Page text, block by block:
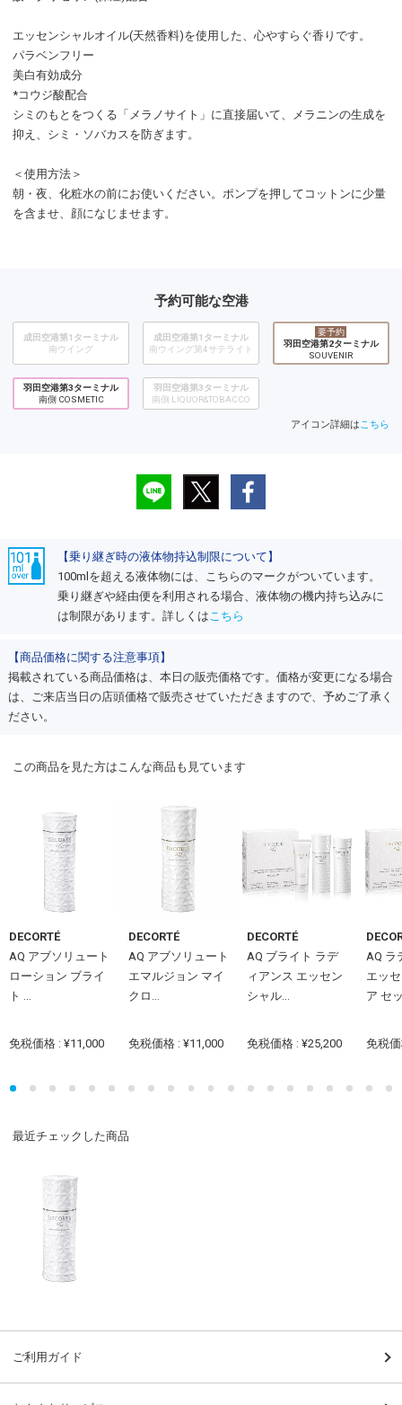
エッセンシャルオイル(天然香料)を使用した、心やすらぐ香りです。
パラベンフリー
美白有効成分
*コウジ酸配合
シミのもとをつくる「メラノサイト」に直接届いて、メラニンの生成を
抑え、シミ・ソバカスを防ぎます。
＜使用方法＞
朝・夜、化粧水の前にお使いください。ポンプを押してコットンに少量
を含ませ、顔になじませます。
予約可能な空港
成田空港第1ターミナル
南ウイング
成田空港第1ターミナル
南ウイング第4サテライト
要予約
羽田空港第2ターミナル
SOUVENIR
羽田空港第3ターミナル
南側 COSMETIC
羽田空港第3ターミナル
南側 LIQUOR&TOBACCO
アイコン詳細はこちら
【乗り継ぎ時の液体物持込制限について】
100mlを超える液体物には、こちらのマークがついています。
乗り継ぎや経由便を利用される場合、液体物の機内持ち込みに
は制限があります。詳しくはこちら
【商品価格に関する注意事項】
掲載されている商品価格は、本日の販売価格です。価格が変更になる場合
は、ご来店当日の店頭価格で販売させていただきますので、予めご了承く
ださい。
この商品を見た方はこんな商品も見ています
DECORTÉ
AQ アブソリュート
ローション ブライ
ト ...
免税価格 : ¥11,000
DECORTÉ
AQ アブソリュート
エマルジョン マイ
クロ...
免税価格 : ¥11,000
DECORTÉ
AQ ブライト ラデ
ィアンス エッセン
シャル...
免税価格 : ¥25,200
AQ ラ
エッ
ア セ
免税
最近チェックした商品
ご利用ガイド